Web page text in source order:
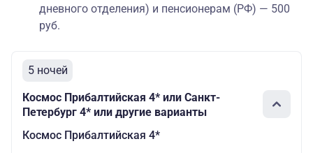
дневного отделения) и пенсионерам (РФ) — 500
руб.
5 ночей
Космос Прибалтийская 4* или Санкт-
Петербург 4* или другие варианты
Космос Прибалтийская 4*